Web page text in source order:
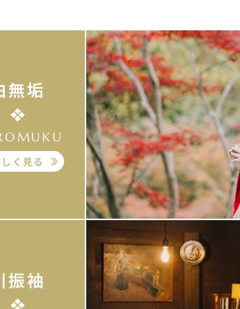
無垢
く見る
振袖